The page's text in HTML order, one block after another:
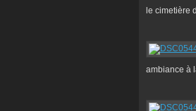
le cimetière
ambiance à